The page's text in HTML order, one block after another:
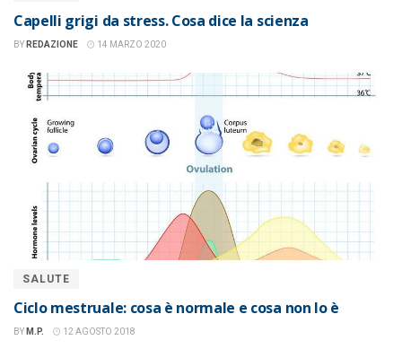
Capelli grigi da stress. Cosa dice la scienza
BY REDAZIONE 14 MARZO 2020
SALUTE
Ciclo mestruale: cosa è normale e cosa non lo è
BY M.P. 12 AGOSTO 2018